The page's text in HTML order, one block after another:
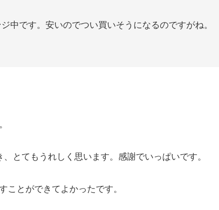
中です。安いのでつい買いそうになるのですがね。
とてもうれしく思います。感謝でいっぱいです。
ことができてよかったです。